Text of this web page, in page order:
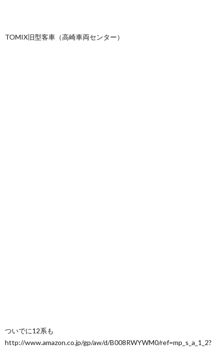
TOMIX旧型客車（高崎車両センター）
ついでに12系も
http://www.amazon.co.jp/gp/aw/d/B008RWYWM0/ref=mp_s_a_1_2?